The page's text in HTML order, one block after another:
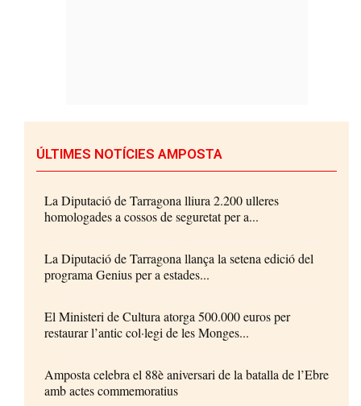
ÚLTIMES NOTÍCIES AMPOSTA
La Diputació de Tarragona lliura 2.200 ulleres
homologades a cossos de seguretat per a...
La Diputació de Tarragona llança la setena edició del
programa Genius per a estades...
El Ministeri de Cultura atorga 500.000 euros per
restaurar l’antic col·legi de les Monges...
Amposta celebra el 88è aniversari de la batalla de l’Ebre
amb actes commemoratius